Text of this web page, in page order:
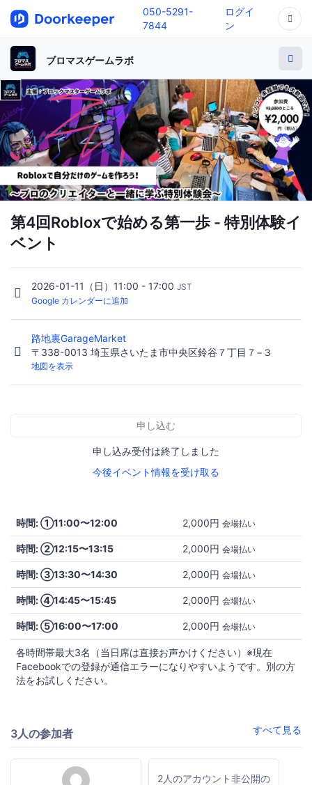
050-5291-
7844
ログイ
ン
ブロマスゲームラボ
第4回Robloxで始める第一歩 - 特別体験イ
ベント
2026-01-11（日）11:00 - 17:00 JST
Google カレンダーに追加
路地裏GarageMarket
〒338-0013 埼玉県さいたま市中央区鈴谷７丁目７−３
地図を表示
申し込む
申し込み受付は終了しました
今後イベント情報を受け取る
時間: ①11:00〜12:00 2,000円 会場払い
時間: ②12:15〜13:15 2,000円 会場払い
時間: ③13:30〜14:30 2,000円 会場払い
時間: ④14:45〜15:45 2,000円 会場払い
時間: ⑤16:00〜17:00 2,000円 会場払い
各時間帯最大3名（当日席は直接お声かけください）※現在
Facebookでの登録が通信エラーになりやすいようです。別の方
法をお試しください。
3人の参加者 すべて見る
2人のアカウント非公開の